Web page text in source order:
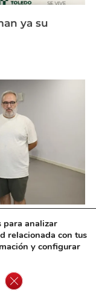
ya su
una nueva
para analizar
relacionada con tus
y configurar
Cerrar el banner de